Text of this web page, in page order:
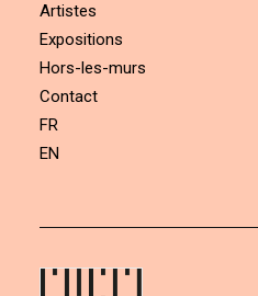
Artistes
Expositions
Hors-les-murs
Contact
FR
EN